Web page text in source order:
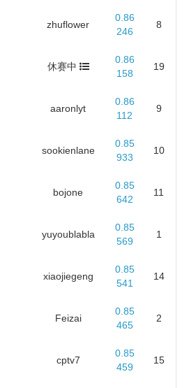
zhuflower
0.86
246
8
休赛中
0.86
158
19
aaronlyt
0.86
112
9
sookienlane
0.85
933
10
bojone
0.85
642
11
yuyoublabla
0.85
569
1
xiaojiegeng
0.85
541
14
Feizai
0.85
465
2
cptv7
0.85
459
15